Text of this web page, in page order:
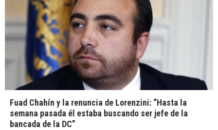
Fuad Chahín y la renuncia de Lorenzini: “Hasta la
semana pasada él estaba buscando ser jefe de la
bancada de la DC”